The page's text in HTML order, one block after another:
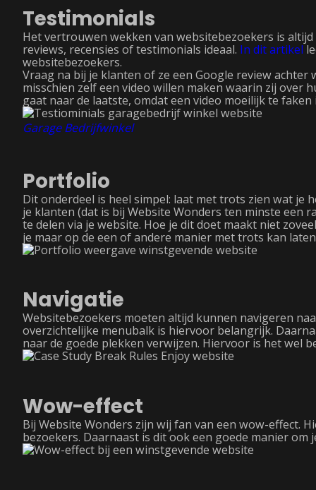
Testimonials
Het vertrouwen wekken van websitebezoekers is
reviews, recensies of testimonials ideaal. In dit artikel
websitebezoekers.
Vraag na bij je klanten of ze een Google review
misschien zelf een video willen maken waarin zij
gaat naar de laatste, omdat een video moeilijk te faken
Garage Bedrijfwinkel
Portfolio
Dit onderdeel is heel simpel: laat met trots zien wat je
je klanten (dat is bij Website Wonders ten minste een
te delen via je website. Hoe je dit doet maakt niet
je maar op de een of andere manier met trots kan
Navigatie
Websitebezoekers moeten altijd kunnen navigeren
overzichtelijke menubalk is hiervoor belangrijk.
naar de goede plekken verwijzen. Hiervoor is het wel
Wow-effect
Bij Website Wonders zijn wij fan van een wow-effect.
bezoekers. Daarnaast is dit ook een goede manier